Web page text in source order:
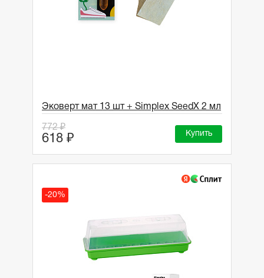
Эковерт мат 13 шт + Simplex SeedX 2 мл
772 ₽
618 ₽ Купить
-20%